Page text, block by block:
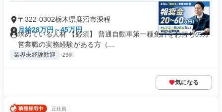
〒322-0302栃木県鹿沼市深程
月給28万円～45万円
求めている人材 【必須】 普通自動車第一種免許をお持ちの方
営業職の実務経験がある方（...
業界未経験歓迎 +23個
気になる
正社員